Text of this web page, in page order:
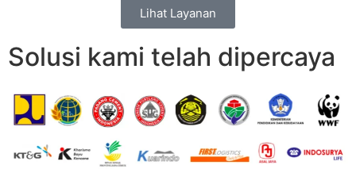
Lihat Layanan
Solusi kami telah dipercaya